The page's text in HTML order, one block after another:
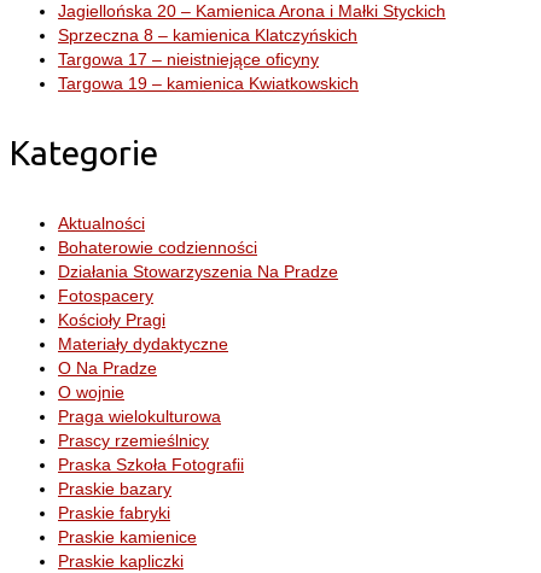
Jagiellońska 20 – Kamienica Arona i Małki Styckich
Sprzeczna 8 – kamienica Klatczyńskich
Targowa 17 – nieistniejące oficyny
Targowa 19 – kamienica Kwiatkowskich
Kategorie
Aktualności
Bohaterowie codzienności
Działania Stowarzyszenia Na Pradze
Fotospacery
Kościoły Pragi
Materiały dydaktyczne
O Na Pradze
O wojnie
Praga wielokulturowa
Prascy rzemieślnicy
Praska Szkoła Fotografii
Praskie bazary
Praskie fabryki
Praskie kamienice
Praskie kapliczki